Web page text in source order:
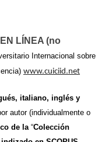
EN LÍNEA (no
Internacional sobre
www.cuiciid.net
italiano, inglés y
autor (individualmente o
de la “Colección